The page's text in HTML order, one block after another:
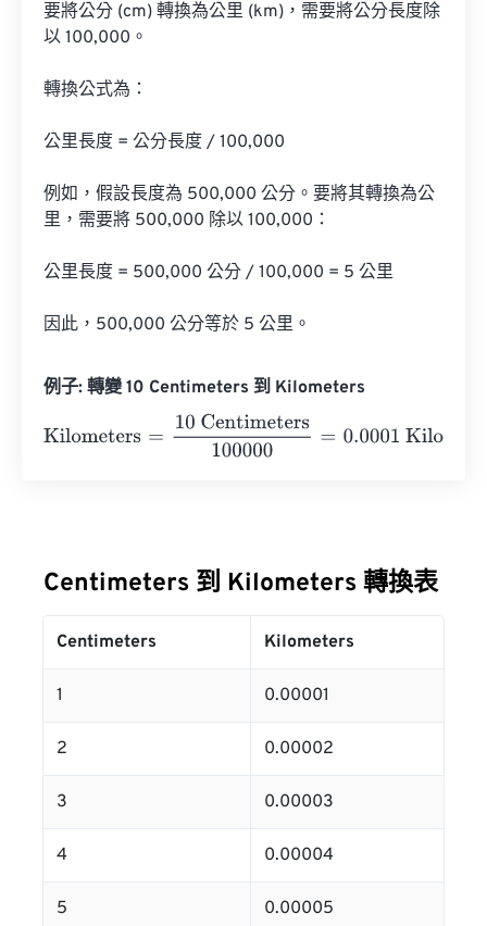
要將公分 (cm) 轉換為公里 (km)，需要將公分長度除
以 100,000。
轉換公式為：
公里長度 = 公分長度 / 100,000
例如，假設長度為 500,000 公分。要將其轉換為公
里，需要將 500,000 除以 100,000：
公里長度 = 500,000 公分 / 100,000 = 5 公里
因此，500,000 公分等於 5 公里。
例子: 轉變 10 Centimeters 到 Kilometers
Kilometers
10 Centimeters100000 0.0001 Kilometers
Centimeters 到 Kilometers 轉換表
Centimeters Kilometers
1 0.00001
2 0.00002
3 0.00003
4 0.00004
5 0.00005